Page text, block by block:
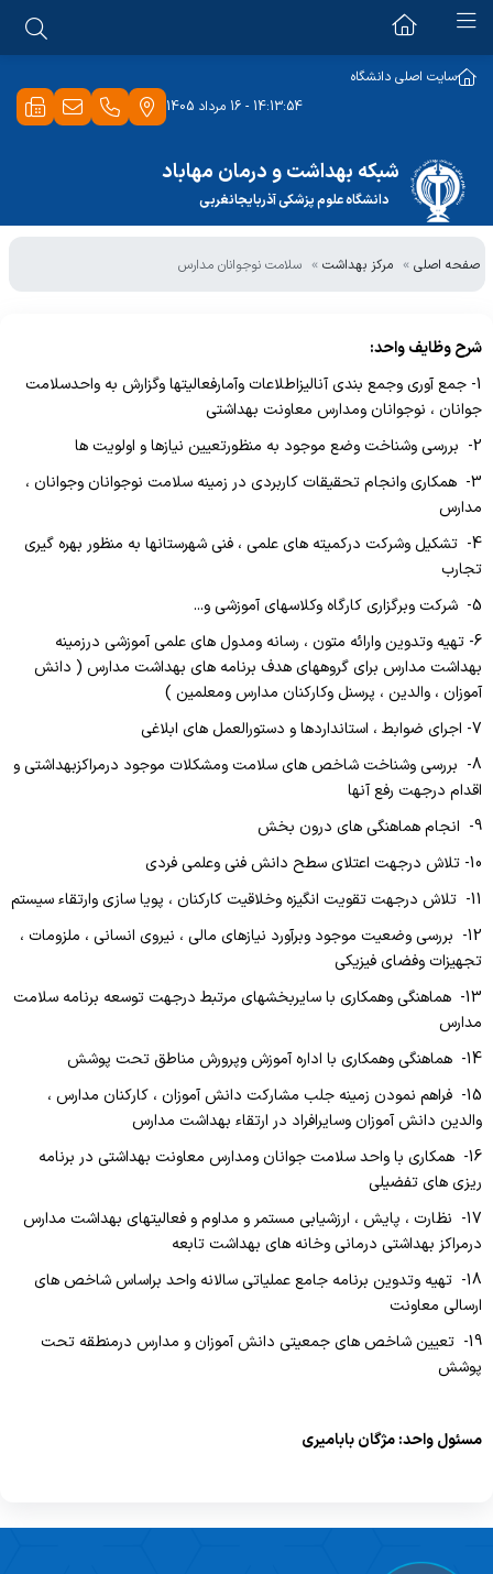
سایت اصلی دانشگاه
14:13:54 - 16 مرداد 1405
شبکه بهداشت و درمان مهاباد
دانشگاه علوم پزشکی آذربایجانغربی
ستاد شبکه
امور عمومی
کارگزینی
حراست
امور غذایی، بهداشتی و آرایشی
فناوری اطلاعات
کارپردازی
روابط عمومی
دبیرخانه
امور حقوقی
بهبود کیفیت
بهداشت محیط
تجهیزات پزشکی
تاسیسات
کنترل عفونت
دبیرخانه و بایگانی
مددکاری اجتماعی
ترخیص
درآمد
بخشهای درمانی
جراحی مردان
ICUاعصاب
ICUجنرال
PICU
NICU
داخلی زنان
داخلی مردان
زایمان
اورژانس
کودکان
نوزادان
بخشهای پاراکلینیک
تست ورزش
مرکز بهداشت
بهداشت حرفه ای
بهداشت دهان و دندان
گسترش
سلامت نوجوانان مدارس
سلامت روانی، اجتماعی و اعتیاد
درآمد
مرکز مشاوره
فصلنامه بهورزی
بهبود تغذیه
ریاست مرکز بهداشت
امور اداری
کارگزینی
بهداشت محیط
صفحه اصلی مرکز بهداشت سلامت نوجوانان مدارس
شرح وظایف واحد:
1- جمع آوری وجمع بندی آنالیزاطلاعات وآمارفعالیتها وگزارش به واحدسلامت
جوانان ، نوجوانان ومدارس معاونت بهداشتی
2- بررسی وشناخت وضع موجود به منظورتعیین نیازها و اولویت ها
3- همکاری وانجام تحقیقات کاربردی در زمینه سلامت نوجوانان وجوانان ،
مدارس
4- تشکیل وشرکت درکمیته های علمی ، فنی شهرستانها به منظور بهره گیری
تجارب
5- شرکت وبرگزاری کارگاه وکلاسهای آموزشی و...
6- تهیه وتدوین وارائه متون ، رسانه ومدول های علمی آموزشی درزمینه
بهداشت مدارس برای گروههای هدف برنامه های بهداشت مدارس ( دانش
آموزان ، والدین ، پرسنل وکارکنان مدارس ومعلمین )
7- اجرای ضوابط ، استانداردها و دستورالعمل های ابلاغی
8- بررسی وشناخت شاخص های سلامت ومشکلات موجود درمراکزبهداشتی و
اقدام درجهت رفع آنها
9- انجام هماهنگی های درون بخش
10- تلاش درجهت اعتلای سطح دانش فنی وعلمی فردی
11- تلاش درجهت تقویت انگیزه وخلاقیت کارکنان ، پویا سازی وارتقاء سیستم
12- بررسی وضعیت موجود وبرآورد نیازهای مالی ، نیروی انسانی ، ملزومات ،
تجهیزات وفضای فیزیکی
13- هماهنگی وهمکاری با سایربخشهای مرتبط درجهت توسعه برنامه سلامت
مدارس
14- هماهنگی وهمکاری با اداره آموزش وپرورش مناطق تحت پوشش
15- فراهم نمودن زمینه جلب مشارکت دانش آموزان ، کارکنان مدارس ،
والدین دانش آموزان وسایرافراد در ارتقاء بهداشت مدارس
16- همکاری با واحد سلامت جوانان ومدارس معاونت بهداشتی در برنامه
ریزی های تفضیلی
17- نظارت ، پایش ، ارزشیابی مستمر و مداوم و فعالیتهای بهداشت مدارس
درمراکز بهداشتی درمانی وخانه های بهداشت تابعه
18- تهیه وتدوین برنامه جامع عملیاتی سالانه واحد براساس شاخص های
ارسالی معاونت
19- تعیین شاخص های جمعیتی دانش آموزان و مدارس درمنطقه تحت
پوشش
مسئول واحد: مژگان بابامیری